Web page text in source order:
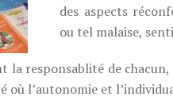
des aspects
ou tel malaise,
la responsablité de
où l’autonomie et